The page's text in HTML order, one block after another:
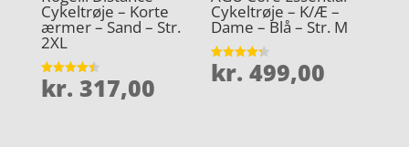
Cykeltrøje – Korte
ærmer – Sand – Str.
2XL
Vurderet
4.5
kr. 317,00
Cykeltrøje – K/Æ –
Dame – Blå – Str. M
Vurderet
4.3
kr. 499,00